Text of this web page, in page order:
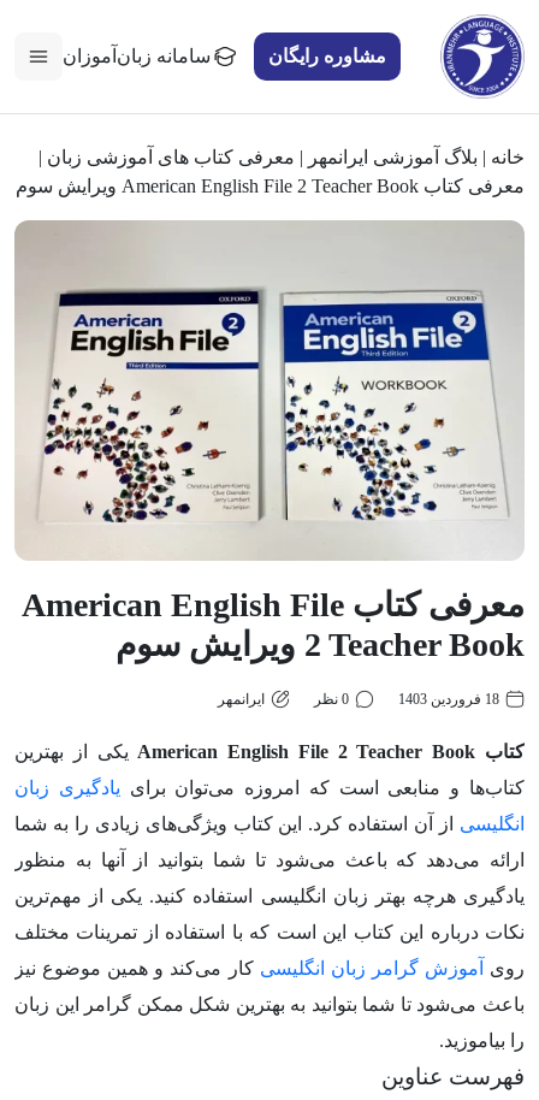
مشاوره رایگان سامانه زبان‌آموزان
خانه | بلاگ آموزشی ایرانمهر | معرفی کتاب های آموزشی زبان |
معرفی کتاب American English File 2 Teacher Book ویرایش سوم
معرفی کتاب American English File
2 Teacher Book ویرایش سوم
18 فروردین 1403 0 نظر ایرانمهر
کتاب American English File 2 Teacher Book
یکی از بهترین
کتاب‌ها و منابعی است که امروزه می‌توان برای یادگیری زبان
انگلیسی از آن استفاده کرد. این کتاب ویژگی‌های زیادی را به شما
ارائه می‌دهد که باعث می‌شود تا شما بتوانید از آنها به منظور
یادگیری هرچه بهتر زبان انگلیسی استفاده کنید. یکی از مهم‌ترین
نکات درباره این کتاب این است که با استفاده از تمرینات مختلف
روی
آموزش گرامر زبان انگلیسی کار می‌کند و همین موضوع نیز
باعث می‌شود تا شما بتوانید به بهترین شکل ممکن گرامر این زبان
را بیاموزید.
فهرست عناوین